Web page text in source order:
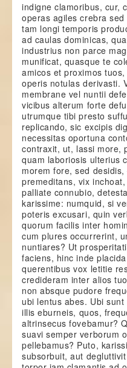
indigne clamoribus, cur,
operas agiles crebra
tam longi temporis
ad caulas dominicas,
industrius non parce
munificat, quasque te
amicos et proximos
operis notulas derivasti.
membrane vel nuntii
vicibus alterum forte
utrumque tibi presto
replicando, sic excipis
necessitas oportuna
contraxit, ut, lassi more,
quam laboriosis ulterius
morem fore, sed
premeditans, vix
palliate connubio,
karissime: numquid, si
poteris excusari, quin
quorum facilis inter
cum plures occurrerint,
nuntiares? Ut
faciens, hinc inde
querentibus vox letitie
credideram inter alios
non absque pudore
ubi lentus abes. Ubi
illis eburneis, quos,
altrinsecus fovebamur?
suavi semper verborum
pellebamus? Puto,
subsorbuit, aut